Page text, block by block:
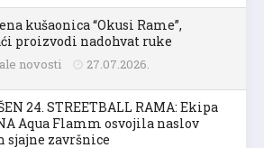
kušaonica “Okusi Rame”,
proizvodi nadohvat ruke
novosti 27.07.2026.
24. STREETBALL RAMA: Ekipa
Aqua Flamm osvojila naslov
sjajne završnice